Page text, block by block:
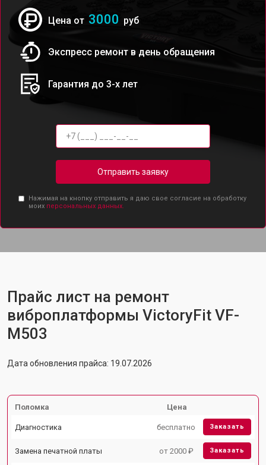
Цена от 3000 руб
Экспресс ремонт в день обращения
Гарантия до 3-х лет
Отправить заявку
Нажимая на кнопку отправить я даю свое согласие на обработку
моих персональных данных.
Прайс лист на ремонт
виброплатформы VictoryFit VF-
M503
Дата обновления прайса: 19.07.2026
Поломка Цена
Диагностика бесплатно Заказать
Замена печатной платы от 2000 ₽ Заказать